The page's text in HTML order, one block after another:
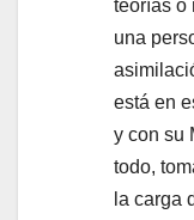
teorías o
una
está en
y con su
todo,
la carga